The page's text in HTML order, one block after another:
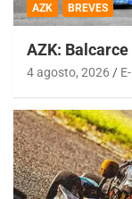
AZK BREVES
AZK:
4 agosto, 2026